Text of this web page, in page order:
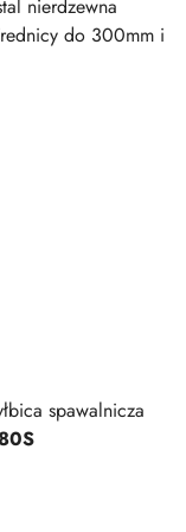
nierdzewna
do 300mm i
spawalnicza